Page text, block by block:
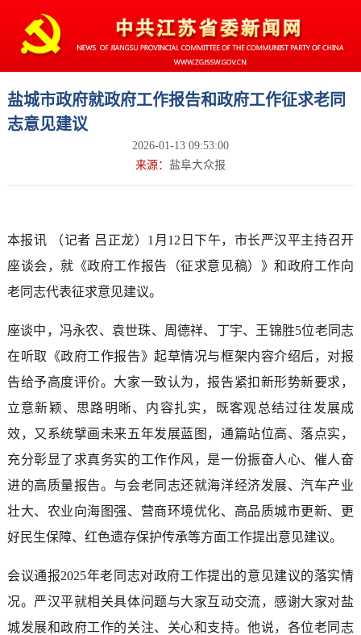
盐城市政府就政府工作报告和政府工作征求老同
志意见建议
2026-01-13 09:53:00
来源： 盐阜大众报
本报讯 （记者 吕正龙）1月12日下午，市长严汉平主持召开
座谈会，就《政府工作报告（征求意见稿）》和政府工作向
老同志代表征求意见建议。
座谈中，冯永农、袁世珠、周德祥、丁宇、王锦胜5位老同志
在听取《政府工作报告》起草情况与框架内容介绍后，对报
告给予高度评价。大家一致认为，报告紧扣新形势新要求，
立意新颖、思路明晰、内容扎实，既客观总结过往发展成
效，又系统擘画未来五年发展蓝图，通篇站位高、落点实，
充分彰显了求真务实的工作作风，是一份振奋人心、催人奋
进的高质量报告。与会老同志还就海洋经济发展、汽车产业
壮大、农业向海图强、营商环境优化、高品质城市更新、更
好民生保障、红色遗存保护传承等方面工作提出意见建议。
会议通报2025年老同志对政府工作提出的意见建议的落实情
况。严汉平就相关具体问题与大家互动交流，感谢大家对盐
城发展和政府工作的关注、关心和支持。他说，各位老同志